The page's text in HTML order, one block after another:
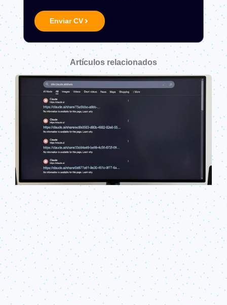
Enviar CV
Artículos relacionados